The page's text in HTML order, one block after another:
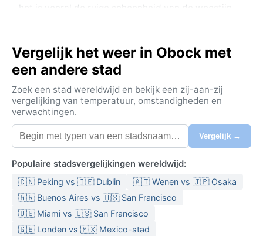
– het is vooral de ruige schoonheid van de woestijn
springplank naar het ongerepte binnenland, maar
blijft zelf een authentiek stukje Djiboutiaans leven,
ver van de drukte van de hoofdstad.
Het klimaat is van het type BWh: hete woestijn. De
zomers zijn extreem heet, met gemiddelde
maximumtemperaturen boven de 40 °C van mei tot
september. De winters zijn aanzienlijk milder, met
Neerslag is vrijwel afwezig; Obock krijgt misschien
100 tot 150 millimeter per jaar, vooral in de
wintermaanden. De luchtvochtigheid is aan de kust
onverwacht hoog, vooral in de zomer, wat de hitte
benauwend maakt. Winters droog en zonnig. Voor een
Vergelijk het weer in Obock met
een andere stad
Zoek een stad wereldwijd en bekijk een zij-aan-zij
vergelijking van temperatuur, omstandigheden en
verwachtingen.
Vergelijk →
Populaire stadsvergelijkingen wereldwijd:
🇨🇳 Peking vs 🇮🇪 Dublin
🇦🇹 Wenen vs 🇯🇵 Osaka
🇦🇷 Buenos Aires vs 🇺🇸 San Francisco
🇺🇸 Miami vs 🇺🇸 San Francisco
🇬🇧 Londen vs 🇲🇽 Mexico-stad